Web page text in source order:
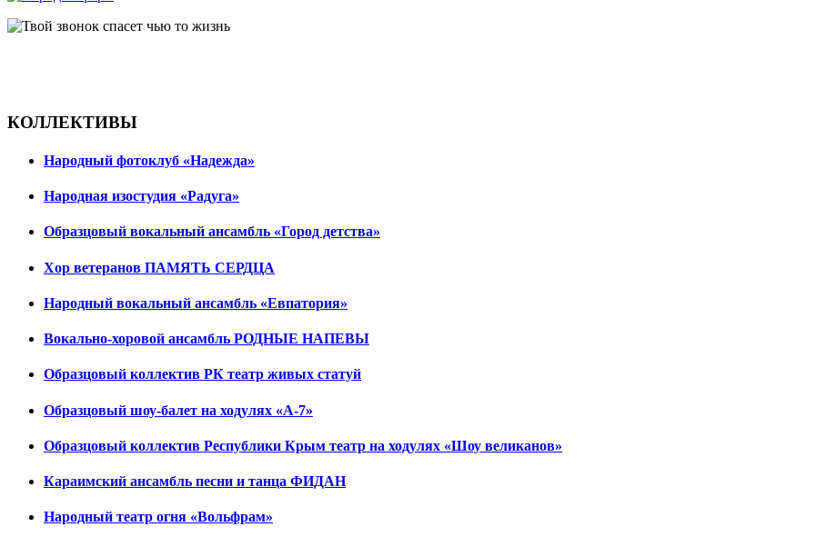
КОЛЛЕКТИВЫ
Народный фотоклуб «Надежда»
Народная изостудия «Радуга»
Образцовый вокальный ансамбль «Город детства»
Хор ветеранов ПАМЯТЬ СЕРДЦА
Народный вокальный ансамбль «Евпатория»
Вокально-хоровой ансамбль РОДНЫЕ НАПЕВЫ
Образцовый коллектив РК театр живых статуй
Образцовый шоу-балет на ходулях «А-7»
Образцовый коллектив Республики Крым театр на ходулях «Шоу великанов»
Караимский ансамбль песни и танца ФИДАН
Народный театр огня «Вольфрам»